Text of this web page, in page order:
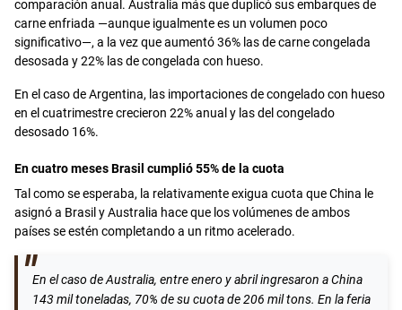
comparación anual. Australia más que duplicó sus embarques de
carne enfriada —aunque igualmente es un volumen poco
significativo—, a la vez que aumentó 36% las de carne congelada
desosada y 22% las de congelada con hueso.
En el caso de Argentina, las importaciones de congelado con hueso
en el cuatrimestre crecieron 22% anual y las del congelado
desosado 16%.
En cuatro meses Brasil cumplió 55% de la cuota
Tal como se esperaba, la relativamente exigua cuota que China le
asignó a Brasil y Australia hace que los volúmenes de ambos
países se estén completando a un ritmo acelerado.
En el caso de Australia, entre enero y abril ingresaron a China
143 mil toneladas, 70% de su cuota de 206 mil tons. En la feria